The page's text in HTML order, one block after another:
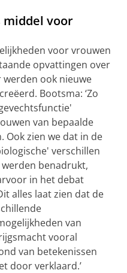
middel voor
voor vrouwen
opvattingen over
ook nieuwe
Bootsma: ‘Zo
van bepaalde
zien we dat in de
verschillen
benadrukt,
in het debat
alles laat zien dat de
van
vooral
van betekenissen
door verklaard.’